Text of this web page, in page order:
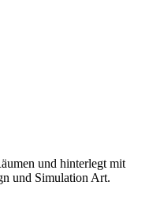
und hinterlegt mit
und Simulation Art.